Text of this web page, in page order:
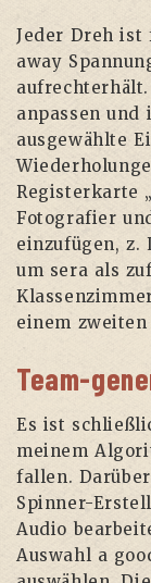
Jeder Dreh ist
away
anpassen und
ausgewählte
Registerkarte
Fotografier
einzufügen, z.
um sera als
einem
Team-
Es ist
meinem
fallen.
Spinner-
Audio
Auswahl a